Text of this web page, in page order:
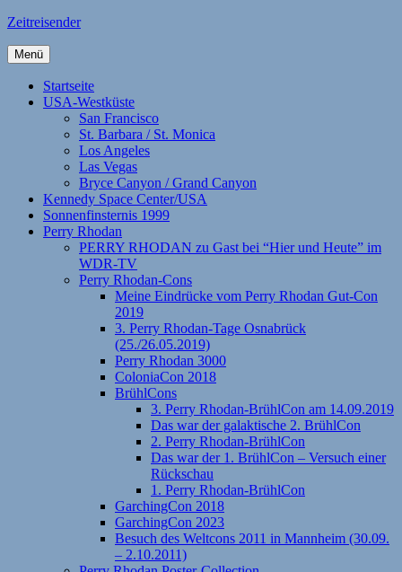
Zum
springen
Zeitreisender
Menü
Startseite
USA-Westküste
San Francisco
St. Barbara / St. Monica
Los Angeles
Las Vegas
Bryce Canyon / Grand Canyon
Kennedy Space Center/USA
Sonnenfinsternis 1999
Perry Rhodan
PERRY RHODAN zu Gast bei “Hier und Heute” im
WDR-TV
Perry Rhodan-Cons
Meine Eindrücke vom Perry Rhodan Gut-Con
2019
3. Perry Rhodan-Tage Osnabrück
(25./26.05.2019)
Perry Rhodan 3000
ColoniaCon 2018
BrühlCons
3. Perry Rhodan-BrühlCon am 14.09.2019
Das war der galaktische 2. BrühlCon
2. Perry Rhodan-BrühlCon
Das war der 1. BrühlCon – Versuch einer
Rückschau
1. Perry Rhodan-BrühlCon
GarchingCon 2018
GarchingCon 2023
Besuch des Weltcons 2011 in Mannheim (30.09.
– 2.10.2011)